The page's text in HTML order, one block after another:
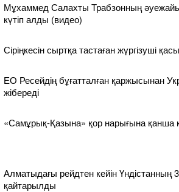
Мұхаммед Салахты Трабзонның
күтіп алды (видео)
Сіріңкесін сыртқа тастаған жүргізуші
ЕО Ресейдің бұғатталған қаржысынан
жібереді
«Самұрық-Қазына» қор нарығына қанша
Алматыдағы рейдтен кейін Үндістанның
қайтарылды